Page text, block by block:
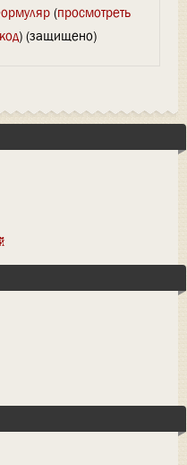
(просмотреть
) (защищено)